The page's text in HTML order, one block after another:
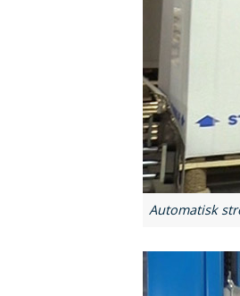
Automatisk